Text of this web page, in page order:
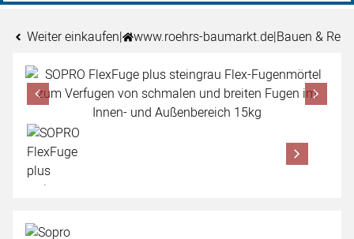
Weiter einkaufen| www.roehrs-baumarkt.de|Bauen &
Produktgalerie
Zur Kaufbox springen